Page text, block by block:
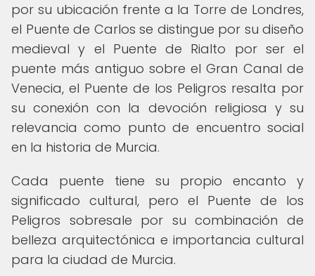
por su ubicación frente a la Torre de Londres,
el Puente de Carlos se distingue por su diseño
medieval y el Puente de Rialto por ser el
puente más antiguo sobre el Gran Canal de
Venecia, el Puente de los Peligros resalta por
su conexión con la devoción religiosa y su
relevancia como punto de encuentro social
en la historia de Murcia.
Cada puente tiene su propio encanto y
significado cultural, pero el Puente de los
Peligros sobresale por su combinación de
belleza arquitectónica e importancia cultural
para la ciudad de Murcia.